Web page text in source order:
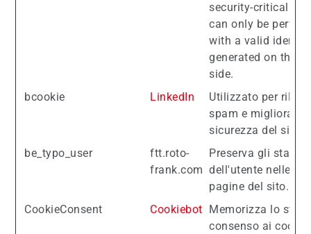
security-critical
can only be
with a valid
generated on the
side.
bcookie
LinkedIn
Utilizzato per
spam e migliorare
sicurezza del sito.
be_typo_user
ftt.roto-
frank.com
Preserva gli stati
dell'utente nelle
pagine del sito.
CookieConsent
Cookiebot Memorizza lo
consenso ai cookie